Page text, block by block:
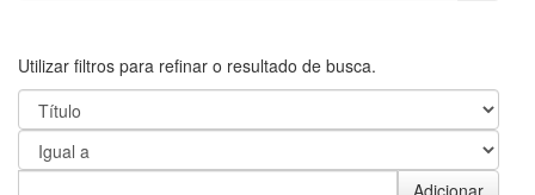
Utilizar filtros para refinar o resultado de busca.